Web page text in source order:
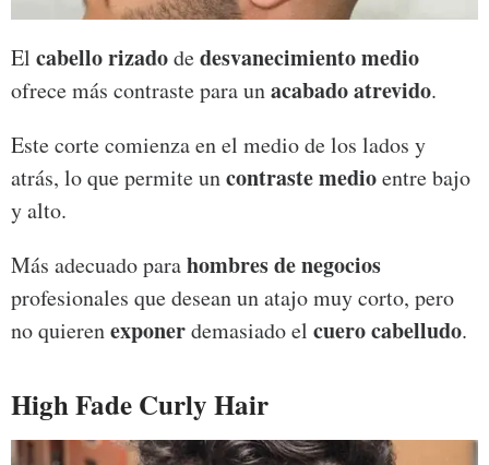
El cabello rizadodedesvanecimiento medio
ofrece más contraste para unacabado atrevido.
Este corte comienza en el medio de los lados y
atrás, lo que permite uncontraste medioentre bajo
y alto.
Más adecuado parahombres de negocios
profesionales que desean un atajo muy corto, pero
no quierenexponerdemasiado el cuero cabelludo.
High Fade Curly Hair